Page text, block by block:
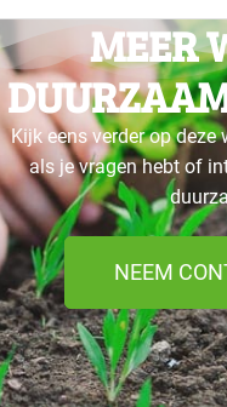
MEER
Kijk eens verder op
als je vragen hebt of
NEEM